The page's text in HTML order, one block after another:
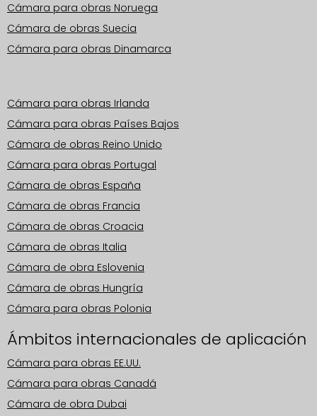
Cámara para obras Noruega
Cámara de obras Suecia
Cámara para obras Dinamarca
Cámara para obras Irlanda
Cámara para obras Países Bajos
Cámara de obras Reino Unido
Cámara para obras Portugal
Cámara de obras España
Cámara de obras Francia
Cámara de obras Croacia
Cámara de obras Italia
Cámara de obra Eslovenia
Cámara de obras Hungría
Cámara para obras Polonia
Ámbitos internacionales de aplicación
Cámara para obras EE.UU.
Cámara para obras Canadá
Cámara de obra Dubai